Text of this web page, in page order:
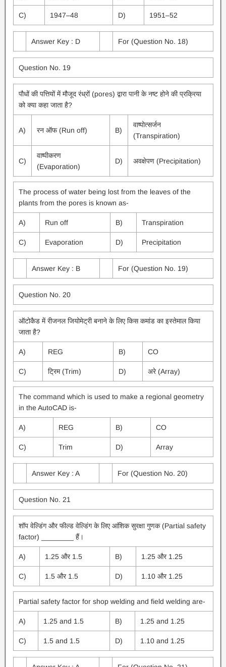
C) 1947–48 D) 1951–52
Answer Key : D For (Question No. 18)
Question No. 19
पौधों की पत्तियों में मौजूद रंध्रों (pores) द्वारा पानी के नष्ट होने की प्रक्रिया
को क्या कहा जाता है?
A) रन ऑफ (Run off) B)
वाष्पोत्सर्जन
(Transpiration)
C)
वाष्पीकरण
(Evaporation)
D) अवक्षेपण (Precipitation)
The process of water being lost from the leaves of the
plants from the pores is known as-
A) Run off B) Transpiration
C) Evaporation D) Precipitation
Answer Key : B For (Question No. 19)
Question No. 20
ऑटोकैड में रीजनल जियोमेट्री बनाने के लिए किस कमांड का इस्तेमाल किया
जाता है?
A) REG B) CO
C) ट्रिम (Trim) D) अरे (Array)
The command which is used to make a regional geometry
in the AutoCAD is-
A) REG B) CO
C) Trim D) Array
Answer Key : A For (Question No. 20)
Question No. 21
शॉप वेल्डिंग और फील्ड वेल्डिंग के लिए आंशिक सुरक्षा गुणक (Partial safety
factor) ________ हैं।
A) 1.25 और 1.5 B) 1.25 और 1.25
C) 1.5 और 1.5 D) 1.10 और 1.25
Partial safety factor for shop welding and field welding are-
A) 1.25 and 1.5 B) 1.25 and 1.25
C) 1.5 and 1.5 D) 1.10 and 1.25